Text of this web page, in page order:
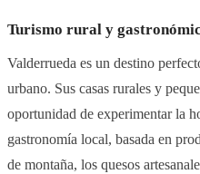
Turismo rural y
Valderrueda es un destino
urbano. Sus casas rurales y
oportunidad de experimentar la
gastronomía local, basada en
de montaña, los quesos